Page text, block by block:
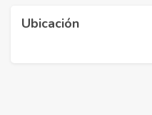
Ubicación